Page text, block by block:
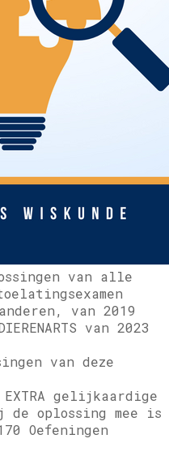
van alle
van 2019
van 2023
van deze
gelijkaardige
de oplossing mee is
Oefeningen